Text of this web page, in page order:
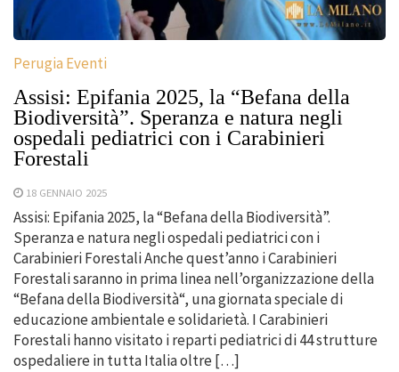
Perugia Eventi
Assisi: Epifania 2025, la “Befana della
Biodiversità”. Speranza e natura negli
ospedali pediatrici con i Carabinieri
Forestali
18 GENNAIO 2025
Assisi: Epifania 2025, la “Befana della Biodiversità”.
Speranza e natura negli ospedali pediatrici con i
Carabinieri Forestali Anche quest’anno i Carabinieri
Forestali saranno in prima linea nell’organizzazione della
“Befana della Biodiversità“, una giornata speciale di
educazione ambientale e solidarietà. I Carabinieri
Forestali hanno visitato i reparti pediatrici di 44 strutture
ospedaliere in tutta Italia oltre […]